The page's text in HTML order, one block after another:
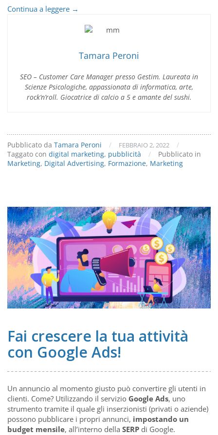
Continua a leggere Impara
gestire
→
Tamara Peroni
SEO – Customer Care Manager presso Gestim. Laureata in
Scienze Psicologiche, appassionata di informatica, arte,
rock’n’roll. Giocatrice di calcio a 5 e amante del sushi.
Pubblicato da Tamara Peroni / FEBBRAIO 2, 2022
/
Taggato con digital marketing, pubblicità /
Pubblicato in
Marketing, Digital Advertising, Formazione, Marketing
Fai crescere la tua attività
con Google Ads!
Un annuncio al momento giusto può convertire gli utenti in
clienti. Come? Utilizzando il servizio Google Ads, uno
strumento tramite il quale gli inserzionisti (privati o aziende)
possono pubblicare i propri annunci, impostando un
budget mensile, all’interno della SERP di Google.